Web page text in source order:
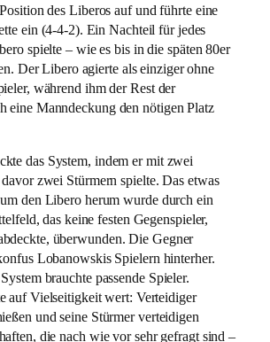
des Liberos auf und führte eine
ein (4-4-2). Ein Nachteil für jedes
spielte – wie es bis in die späten 80er
Der Libero agierte als einziger ohne
während ihm der Rest der
eine Manndeckung den nötigen Platz
das System, indem er mit zwei
zwei Stürmern spielte. Das etwas
den Libero herum wurde durch ein
das keine festen Gegenspieler,
überwunden. Die Gegner
Lobanowskis Spielern hinterher.
brauchte passende Spieler.
auf Vielseitigkeit wert: Verteidiger
und seine Stürmer verteidigen
die nach wie vor sehr gefragt sind –